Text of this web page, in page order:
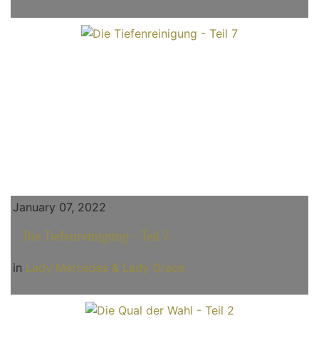
January 07, 2022
Die Tiefenreinigung - Teil 7
in Lady Mercedes & Lady Grace